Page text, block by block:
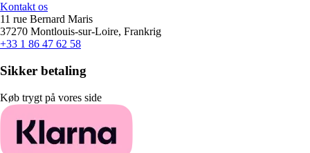
Kontakt os
11 rue Bernard Maris
37270 Montlouis-sur-Loire, Frankrig
+33 1 86 47 62 58
Sikker betaling
Køb trygt på vores side